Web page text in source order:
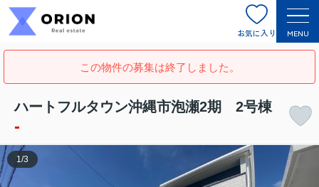
お気に入り MENU
この物件の募集は終了しました。
ハートフルタウン沖縄市泡瀬2期 2号棟
-
1/3